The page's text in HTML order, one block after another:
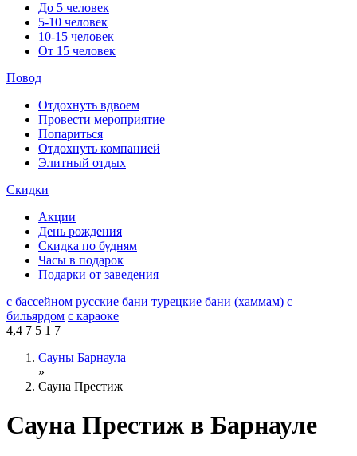
До 5 человек
5-10 человек
10-15 человек
От 15 человек
Повод
Отдохнуть вдвоем
Провести мероприятие
Попариться
Отдохнуть компанией
Элитный отдых
Скидки
Акции
День рождения
Скидка по будням
Часы в подарок
Подарки от заведения
с бассейном русские бани турецкие бани (хаммам) с
бильярдом с караоке
4,4 7 5 1 7
Сауны Барнаула
»
Сауна Престиж
Сауна Престиж в Барнауле